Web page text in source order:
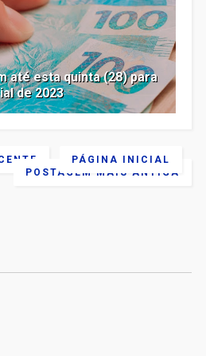
até esta quinta (28) para
de 2023
POSTAGEM MAIS ANTIGA
PÁGINA INICIAL